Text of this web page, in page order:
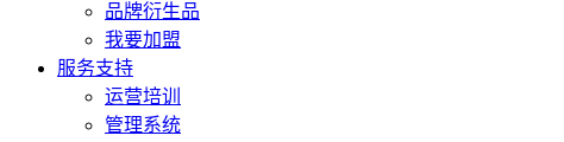
品牌衍生品
我要加盟
服务支持
运营培训
管理系统